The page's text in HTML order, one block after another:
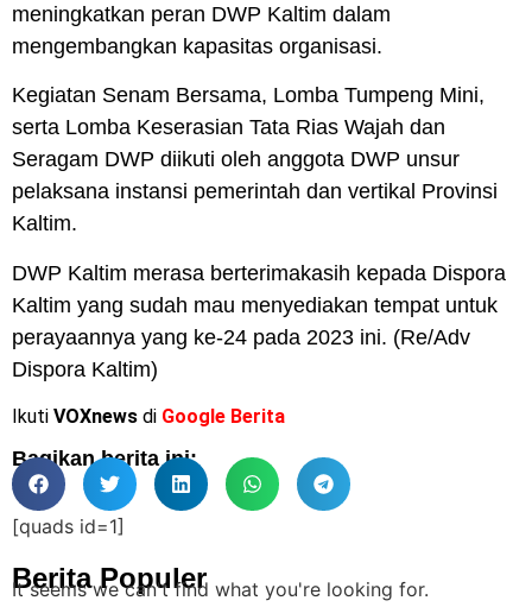
meningkatkan peran DWP Kaltim dalam
mengembangkan kapasitas organisasi.
Kegiatan Senam Bersama, Lomba Tumpeng Mini,
serta Lomba Keserasian Tata Rias Wajah dan
Seragam DWP diikuti oleh anggota DWP unsur
pelaksana instansi pemerintah dan vertikal Provinsi
Kaltim.
DWP Kaltim merasa berterimakasih kepada Dispora
Kaltim yang sudah mau menyediakan tempat untuk
perayaannya yang ke-24 pada 2023 ini. (Re/Adv
Dispora Kaltim)
Ikuti VOXnews di Google Berita
Bagikan berita ini:
[quads id=1]
Berita Populer
It seems we can't find what you're looking for.